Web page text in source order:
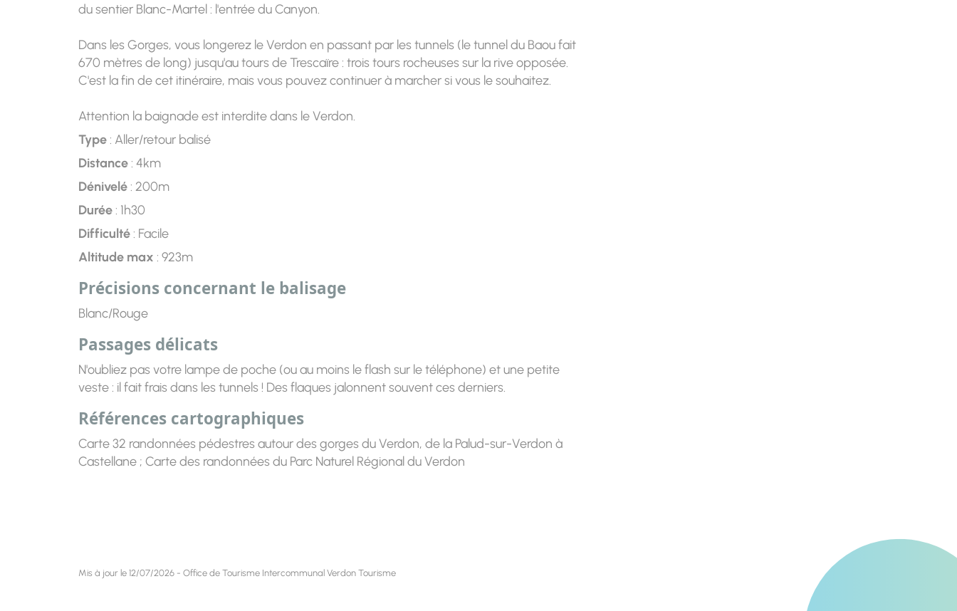
du sentier Blanc-Martel : l'entrée du Canyon.
Dans les Gorges, vous longerez le Verdon en passant par les tunnels (le tunnel du Baou fait
670 mètres de long) jusqu'au tours de Trescaïre : trois tours rocheuses sur la rive opposée.
C'est la fin de cet itinéraire, mais vous pouvez continuer à marcher si vous le souhaitez.
Attention la baignade est interdite dans le Verdon.
Type: Aller/retour balisé
Distance: 4km
Dénivelé: 200m
Durée: 1h30
Difficulté: Facile
Altitude max : 923m
Précisions concernant le balisage
Blanc/Rouge
Passages délicats
N'oubliez pas votre lampe de poche (ou au moins le flash sur le téléphone) et une petite
veste : il fait frais dans les tunnels ! Des flaques jalonnent souvent ces derniers.
Références cartographiques
Carte 32 randonnées pédestres autour des gorges du Verdon, de la Palud-sur-Verdon à
Castellane ; Carte des randonnées du Parc Naturel Régional du Verdon
Mis à jour le 12/07/2026 - Office de Tourisme Intercommunal Verdon Tourisme